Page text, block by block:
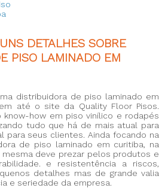
DETALHES SOBRE
PISO LAMINADO EM
distribuidora de piso laminado em
até o site da Quality Floor Pisos.
know-how em piso vinílico e rodapés
tudo que há de mais atual para
para seus clientes. Ainda focando na
de piso laminado em curitiba , na
deve prezar pelos produtos e
e resistentência a riscos,
detalhes mas de grande valia
e seriedade da empresa.